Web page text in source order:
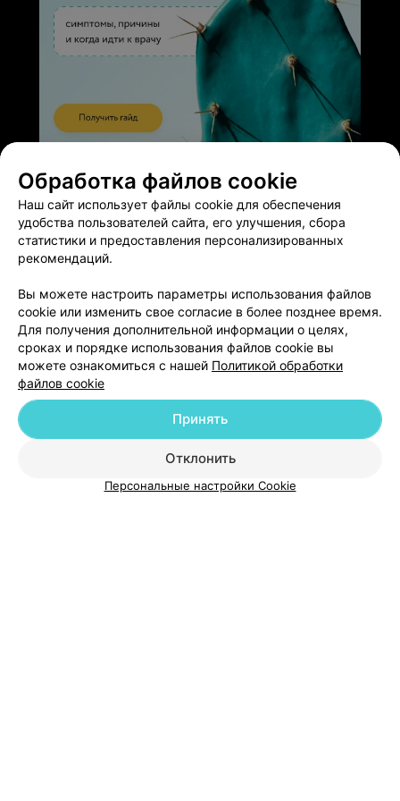
Добавить специалиста
Медицинский маркетинг
Публичный договор
Пользовательское соглашение
Способы оплаты
Обработка файлов cookie
Наш сайт использует файлы cookie для обеспечения
удобства пользователей сайта, его улучшения, сбора
статистики и предоставления персонализированных
рекомендаций.
Вы можете настроить параметры использования файлов
cookie или изменить свое согласие в более позднее время.
Для получения дополнительной информации о целях,
сроках и порядке использования файлов cookie вы
можете ознакомиться с нашей Политикой обработки
файлов cookie
Отклонить
Принять
Персональные настройки Cookie